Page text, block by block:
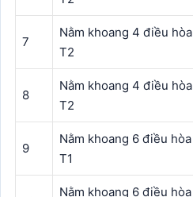
7
Nằm khoang 4 điều hòa
T2
8
Nằm khoang 4 điều hòa
T2
9
Nằm khoang 6 điều hòa
T1
Nằm khoang 6 điều hòa